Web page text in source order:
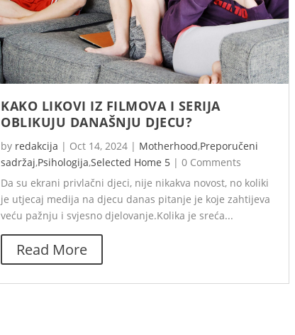
KAKO LIKOVI IZ FILMOVA I SERIJA
OBLIKUJU DANAŠNJU DJECU?
by redakcija | Oct 14, 2024 | Motherhood,Preporučeni
sadržaj,Psihologija,Selected Home 5 | 0 Comments
Da su ekrani privlačni djeci, nije nikakva novost, no koliki
je utjecaj medija na djecu danas pitanje je koje zahtijeva
veću pažnju i svjesno djelovanje.Kolika je sreća...
Read More